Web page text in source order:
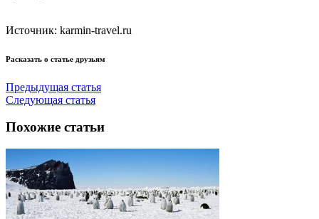
Источник: karmin-travel.ru
Расказать о статье друзьям
Предыдущая статья
Следующая статья
Похожие статьи